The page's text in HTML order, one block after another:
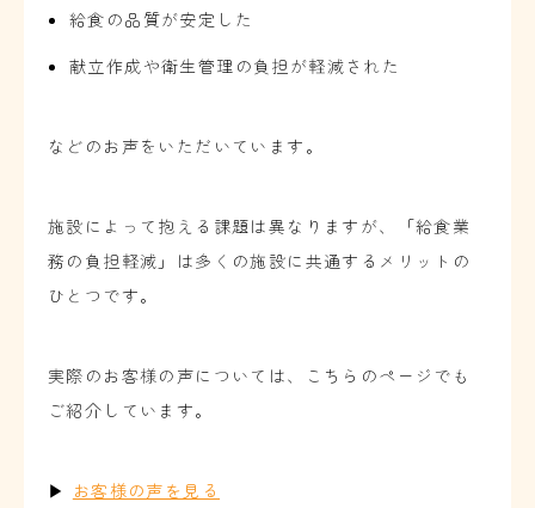
給食の品質が安定した
献立作成や衛生管理の負担が軽減された
などのお声をいただいています。
施設によって抱える課題は異なりますが、「給食業
務の負担軽減」は多くの施設に共通するメリットの
ひとつです。
実際のお客様の声については、こちらのページでも
ご紹介しています。
▶ お客様の声を見る